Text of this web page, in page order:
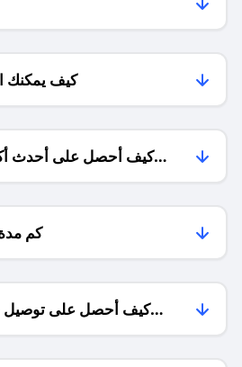
كيف يمكنك
كيف أحصل على أحدث
كم
كيف أحصل على توصيل